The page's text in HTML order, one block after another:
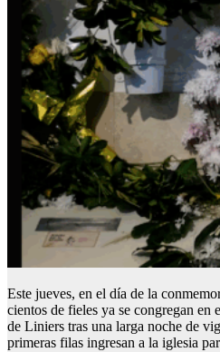
Este jueves, en el día de la
cientos de fieles ya se congregan en
de Liniers tras una larga noche de
primeras filas ingresan a la iglesia